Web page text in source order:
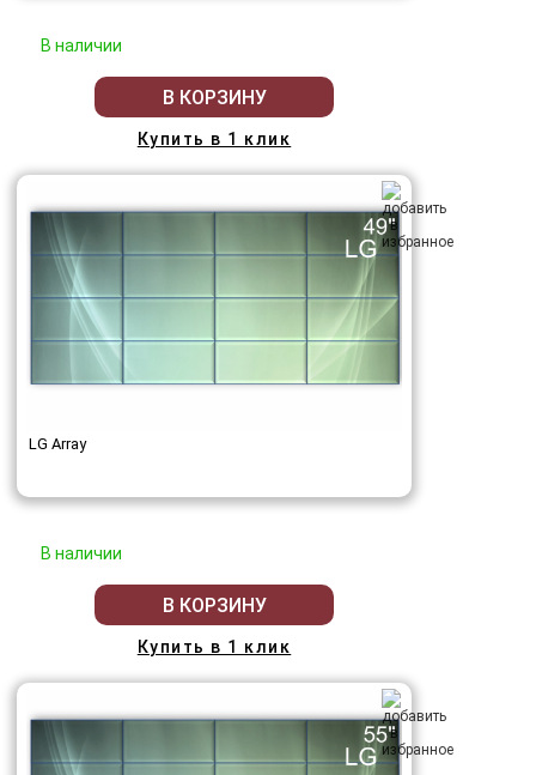
В наличии
В КОРЗИНУ
Купить в 1 клик
LG Array
В наличии
В КОРЗИНУ
Купить в 1 клик